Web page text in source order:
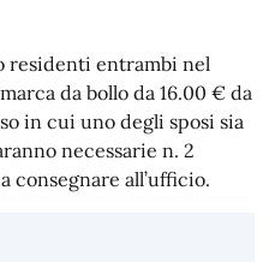
residenti entrambi nel
da bollo da 16.00 € da
in cui uno degli sposi sia
necessarie n. 2
consegnare all’ufficio.